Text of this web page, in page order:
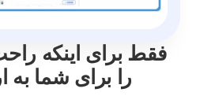
فقط برای اینکه
را برای شما به